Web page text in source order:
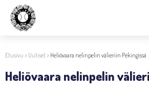
Etusivu > Uutiset> Heliövaara nelinpelin välieriin Pekingissä
Heliövaara nelinpelin